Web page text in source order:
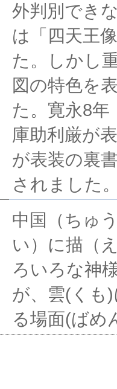
外判別でき
は「四天王
た。しかし
図の特色を
た。寛永8年
庫助利厳が
が表装の裏
されました
中国（ちゅ
い）に描（
ろいろな神
が、雲(くも
る場面(ばめ